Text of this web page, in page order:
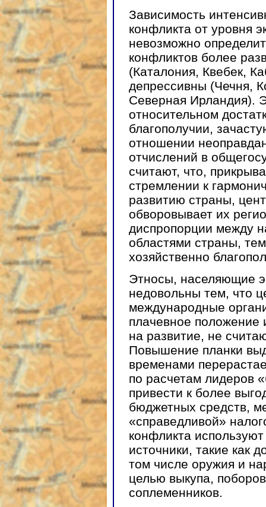
Зависимость
конфликта от уровня
невозможно
конфликтов более
(Каталония, Квебек,
депрессивны (Чечня,
Северная Ирландия).
относительном
благополучии,
отношении
отчислений в
считают, что,
стремлении к
развитию страны,
обворовывает их
диспропорции между
областями страны,
хозяйственно
Этносы, населяющие
недовольны тем, что
международные
плачевное положение
на развитие, не
Повышение планки
временами
по расчетам лидеров
привести к более
бюджетных средств,
«справедливой»
конфликта
источники, такие как
том числе оружия и
целью выкупа,
соплеменников.